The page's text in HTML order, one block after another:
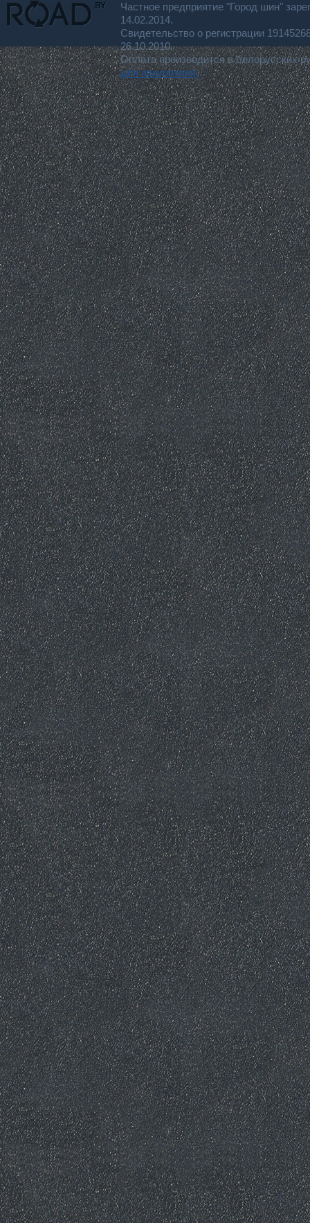
Частное предприятие "Город шин"
14.02.2014.
Свидетельство о регистрации
26.10.2010.
Оплата производится в белорусских
для покупателя.